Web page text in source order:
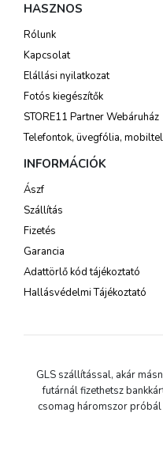
HASZNOS
Rólunk
Kapcsolat
Elállási nyilatkozat
Fotós kiegészítők
STORE11 Partner Webáruház
Telefontok, üvegfólia,
INFORMÁCIÓK
Ászf
Szállítás
Fizetés
Garancia
Adattörlő kód tájékoztató
Hallásvédelmi Tájékoztató
GLS szállítással, akár
futárnál fizethetsz
csomag háromszor